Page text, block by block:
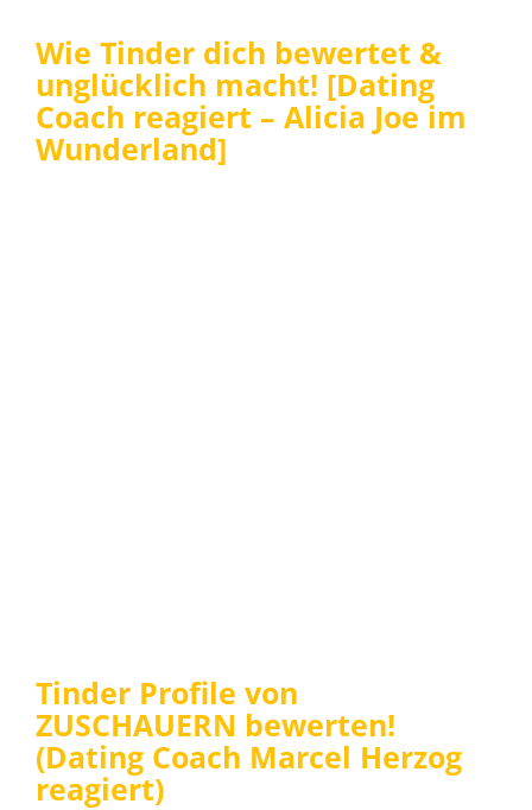
Wie Tinder dich bewertet &
unglücklich macht! [Dating
Coach reagiert – Alicia Joe im
Wunderland]
Tinder Profile von
ZUSCHAUERN bewerten!
(Dating Coach Marcel Herzog
reagiert)